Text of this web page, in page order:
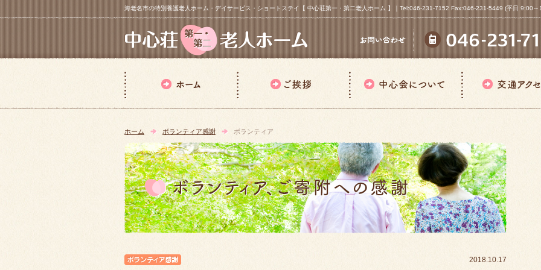
海老名市の特別養護老人ホーム・デイサービス・ショートステイ【 中心荘第一・第二老人ホーム 】｜Tel:046-231-7152 Fax:046-231-5449 (平日 9:00
ホーム ボランティア感謝 ボランティア
2018.10.17